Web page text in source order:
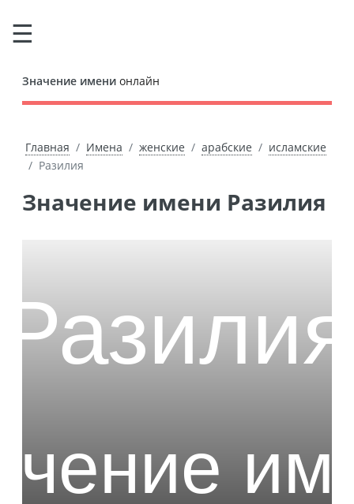
Значение имени онлайн
Главная Имена женские арабские
исламские
Разилия
Значение имени Разилия